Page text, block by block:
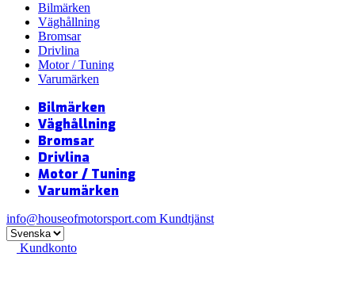
Bilmärken
Väghållning
Bromsar
Drivlina
Motor / Tuning
Varumärken
Bilmärken
Väghållning
Bromsar
Drivlina
Motor / Tuning
Varumärken
info@houseofmotorsport.com Kundtjänst
Kundkonto